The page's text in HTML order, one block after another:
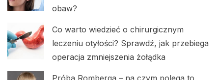
obaw?
Co warto wiedzieć o chirurgicznym
leczeniu otyłości? Sprawdź, jak przebiega
operacja zmniejszenia żołądka
Próba Romberga – na czym polega to